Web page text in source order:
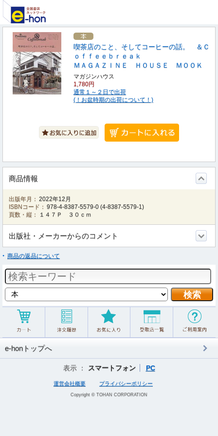
喫茶店のこと、そしてコーヒーの話。 ＆Ｃ
ｏｆｆｅｅｂｒｅａｋ
ＭＡＧＡＺＩＮＥ ＨＯＵＳＥ ＭＯＯＫ
マガジンハウス
1,780円
通常１～２日で出荷
(！お盆時期の出荷について！)
商品情報
出版年月： 2022年12月
ISBNコード： 978-4-8387-5579-0 (4-8387-5579-1)
頁数・縦：
１４７Ｐ ３０ｃｍ
出版社・メーカーからのコメント
商品の返品について
e-honトップへ
表示 ： スマートフォン PC
運営会社概要 プライバシーポリシー
Copyright © TOHAN CORPORATION